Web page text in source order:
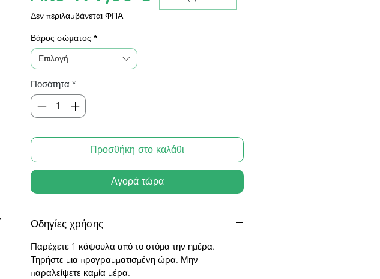
Έκπτωσης
Δεν περιλαμβάνεται ΦΠΑ
Βάρος σώματος *
Επιλογή
Ποσότητα *
Προσθήκη στο καλάθι
Αγορά τώρα
Οδηγίες χρήσης
Παρέχετε 1 κάψουλα από το στόμα την ημέρα.
Τηρήστε μια προγραμματισμένη ώρα. Μην
παραλείψετε καμία μέρα.